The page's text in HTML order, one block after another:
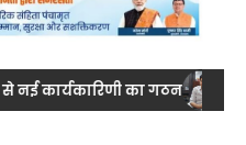
का गठन नेशनल स्तर